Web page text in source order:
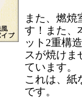
また、燃焼
す！また、
ット2重構
スが焼けま
ています。
これは、紙
です。